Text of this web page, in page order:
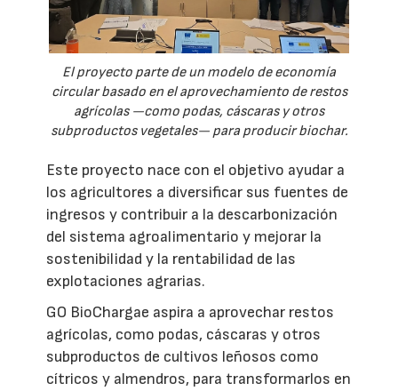
El proyecto parte de un modelo de economía
circular basado en el aprovechamiento de restos
agrícolas —como podas, cáscaras y otros
subproductos vegetales— para producir biochar.
Este proyecto nace con el objetivo ayudar a
los agricultores a diversificar sus fuentes de
ingresos y contribuir a la descarbonización
del sistema agroalimentario y mejorar la
sostenibilidad y la rentabilidad de las
explotaciones agrarias.
GO BioChargae aspira a aprovechar restos
agrícolas, como podas, cáscaras y otros
subproductos de cultivos leñosos como
cítricos y almendros, para transformarlos en